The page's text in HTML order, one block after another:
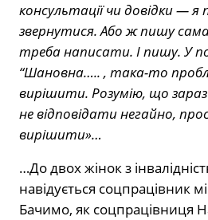
консультації чи довідки — я
звернутися. Або ж пишу
треба написати. І пишу. У
“Шановна….. , така-то
вирішити. Розумію, що
не відповідати негайно,
вирішити»…
…До двох жінок з
навідується соцпрацівник
Бачимо, як соцпрацівниця